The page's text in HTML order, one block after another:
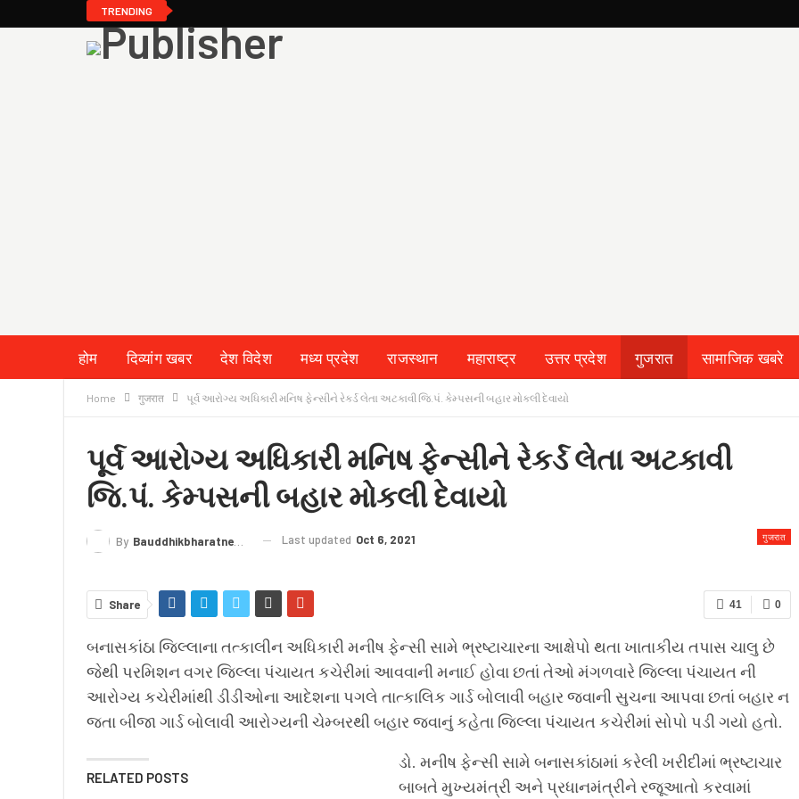
TRENDING
होम दिव्यांग खबर देश विदेश मध्य प्रदेश राजस्थान महाराष्ट्र उत्तर प्रदेश गुजरात सामाजिक खबरे
क्राइम
लेख/काव्य शिक्षा LIVE TV TERMS & CONDITION
Home गुजरात પૂર્વ આરોગ્ય અધિકારી મનિષ ફેન્સીને રેકર્ડ લેતા અટકાવી જિ.પં. કેમ્પસની બહાર મોકલી દેવાયો
પૂર્વ આરોગ્ય અધિકારી મનિષ ફેન્સીને રેકર્ડ લેતા અટકાવી
જિ.પં. કેમ્પસની બહાર મોકલી દેવાયો
गुजरात
By Bauddhikbharatnews@gmail.com Last updated Oct 6, 2021
0
41
Share
બનાસકાંઠા જિલ્લાના તત્કાલીન અધિકારી મનીષ ફેન્સી સામે ભ્રષ્ટાચારના આક્ષેપો થતા ખાતાકીય તપાસ ચાલુ છે
જેથી પરમિશન વગર જિલ્લા પંચાયત કચેરીમાં આવવાની મનાઈ હોવા છતાં તેઓ મંગળવારે જિલ્લા પંચાયત ની
આરોગ્ય કચેરીમાંથી ડીડીઓના આદેશના પગલે તાત્કાલિક ગાર્ડ બોલાવી બહાર જવાની સુચના આપવા છતાં બહાર ન
જતા બીજા ગાર્ડ બોલાવી આરોગ્યની ચેમ્બરથી બહાર જવાનું કહેતા જિલ્લા પંચાયત કચેરીમાં સોપો પડી ગયો હતો.
RELATED POSTS
ડો. મનીષ ફેન્સી સામે બનાસકાંઠામાં કરેલી ખરીદીમાં ભ્રષ્ટાચાર
બાબતે મુખ્યમંત્રી અને પ્રધાનમંત્રીને રજૂઆતો કરવામાં